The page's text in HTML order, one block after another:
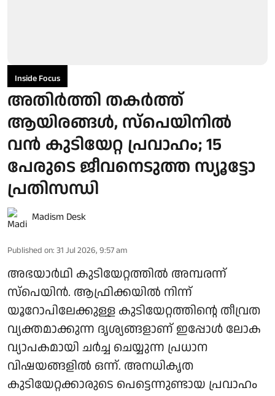
Inside Focus
അതിർത്തി തകർത്ത്
ആയിരങ്ങൾ, സ്പെയിനിൽ
വൻ കുടിയേറ്റ പ്രവാഹം; 15
പേരുടെ ജീവനെടുത്ത സ്യൂട്ടോ
പ്രതിസന്ധി
Madism Desk
Published on: 31 Jul 2026, 9:57 am
അഭയാര്‍ഥി കുടിയേറ്റത്തില്‍ അമ്പരന്ന്
സ്‌പെയിന്‍. ആഫ്രിക്കയില്‍ നിന്ന്
യൂറോപിലേക്കുള്ള കുടിയേറ്റത്തിന്റെ തീവ്രത
വ്യക്തമാക്കുന്ന ദൃശ്യങ്ങളാണ് ഇപ്പോള്‍ ലോക
വ്യാപകമായി ചര്‍ച്ച ചെയ്യുന്ന പ്രധാന
വിഷയങ്ങളില്‍ ഒന്ന്. അനധികൃത
കുടിയേറ്റക്കാരുടെ പെട്ടെന്നുണ്ടായ പ്രവാഹം